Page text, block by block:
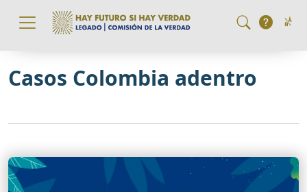
Pasar al contenido principal
Casos Colombia adentro